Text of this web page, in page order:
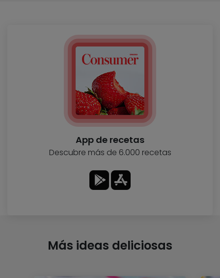
App de recetas
Descubre más de 6.000 recetas
Más ideas deliciosas